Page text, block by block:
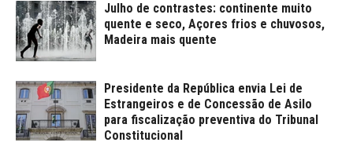
Julho de contrastes: continente muito
quente e seco, Açores frios e chuvosos,
Madeira mais quente
Presidente da República envia Lei de
Estrangeiros e de Concessão de Asilo
para fiscalização preventiva do Tribunal
Constitucional